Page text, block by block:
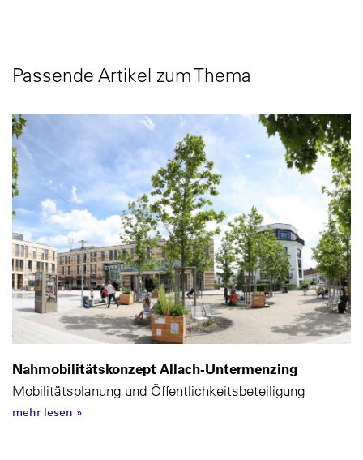
Passende Artikel zum Thema
Nahmobilitätskonzept Allach-Untermenzing
Mobilitätsplanung und Öffentlichkeitsbeteiligung
mehr lesen »